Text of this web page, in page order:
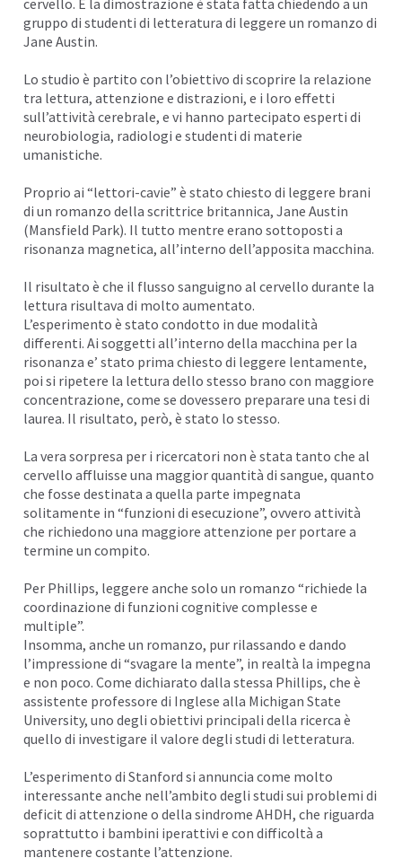
gruppo di studenti di letteratura di leggere un romanzo di
Jane Austin.
Lo studio è partito con l’obiettivo di scoprire la relazione
tra lettura, attenzione e distrazioni, e i loro effetti
sull’attività cerebrale, e vi hanno partecipato esperti di
neurobiologia, radiologi e studenti di materie
umanistiche.
Proprio ai “lettori-cavie” è stato chiesto di leggere brani
di un romanzo della scrittrice britannica, Jane Austin
(Mansfield Park). Il tutto mentre erano sottoposti a
risonanza magnetica, all’interno dell’apposita macchina.
Il risultato è che il flusso sanguigno al cervello durante la
lettura risultava di molto aumentato.
L’esperimento è stato condotto in due modalità
differenti. Ai soggetti all’interno della macchina per la
risonanza e’ stato prima chiesto di leggere lentamente,
poi si ripetere la lettura dello stesso brano con maggiore
concentrazione, come se dovessero preparare una tesi di
laurea. Il risultato, però, è stato lo stesso.
La vera sorpresa per i ricercatori non è stata tanto che al
cervello affluisse una maggior quantità di sangue, quanto
che fosse destinata a quella parte impegnata
solitamente in “funzioni di esecuzione”, ovvero attività
che richiedono una maggiore attenzione per portare a
termine un compito.
Per Phillips, leggere anche solo un romanzo “richiede la
coordinazione di funzioni cognitive complesse e
multiple”.
Insomma, anche un romanzo, pur rilassando e dando
l’impressione di “svagare la mente”, in realtà la impegna
e non poco. Come dichiarato dalla stessa Phillips, che è
assistente professore di Inglese alla Michigan State
University, uno degli obiettivi principali della ricerca è
quello di investigare il valore degli studi di letteratura.
L’esperimento di Stanford si annuncia come molto
interessante anche nell’ambito degli studi sui problemi di
deficit di attenzione o della sindrome AHDH, che riguarda
soprattutto i bambini iperattivi e con difficoltà a
mantenere costante l’attenzione.